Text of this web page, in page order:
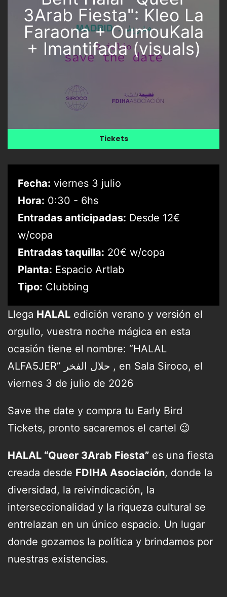
3Arab Fiesta": Kleo La
Faraona + OumouKala
+ Imantifada (visuals)
Tickets
Fecha: viernes 3 julio
Hora: 0:30 - 6hs
Entradas anticipadas: Desde 12€
w/copa
Entradas taquilla: 20€ w/copa
Planta: Espacio Artlab
Tipo: Clubbing
Llega HALAL edición verano y versión el
orgullo, vuestra noche mágica en esta
ocasión tiene el nombre: “HALAL
ALFA5JER” حلال الفخر , en Sala Siroco, el
viernes 3 de julio de 2026
Save the date y compra tu Early Bird
Tickets, pronto sacaremos el cartel 😉
HALAL “Queer 3Arab Fiesta” es una fiesta
creada desde FDIHA Asociación, donde la
diversidad, la reivindicación, la
interseccionalidad y la riqueza cultural se
entrelazan en un único espacio. Un lugar
donde gozamos la política y brindamos por
nuestras existencias.